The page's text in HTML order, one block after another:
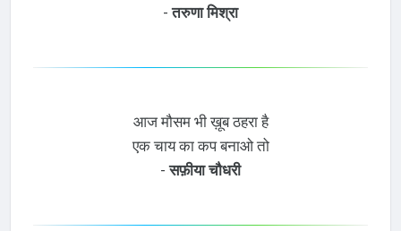
-तरुणा मिश्रा
आज मौसम भी ख़ूब ठहरा है
एक चाय का कप बनाओ तो
-सफ़ीया चौधरी